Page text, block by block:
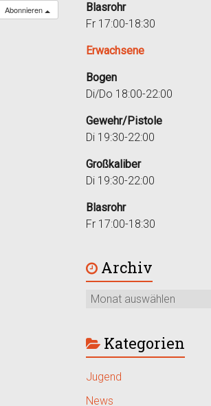
Abonnieren
Blasrohr
Fr 17:00-18:30
Erwachsene
Bogen
Di/Do 18:00-22:00
Gewehr/Pistole
Di 19:30-22:00
Großkaliber
Di 19:30-22:00
Blasrohr
Fr 17:00-18:30
Archiv
Kategorien
Jugend
News